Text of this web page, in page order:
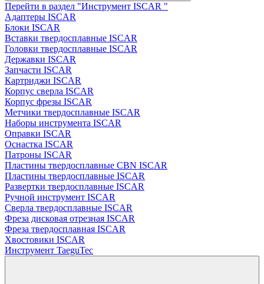
Перейти в раздел "Инструмент ISCAR "
Адаптеры ISCAR
Блоки ISCAR
Вставки твердосплавные ISCAR
Головки твердосплавные ISCAR
Державки ISCAR
Запчасти ISCAR
Картриджи ISCAR
Корпус сверла ISCAR
Корпус фрезы ISCAR
Метчики твердосплавные ISCAR
Наборы инструмента ISCAR
Оправки ISCAR
Оснастка ISCAR
Патроны ISCAR
Пластины твердосплавные CBN ISCAR
Пластины твердосплавные ISCAR
Развертки твердосплавные ISCAR
Ручной инструмент ISCAR
Сверла твердосплавные ISCAR
Фреза дисковая отрезная ISCAR
Фреза твердосплавная ISCAR
Хвостовики ISCAR
Инструмент TaeguTec